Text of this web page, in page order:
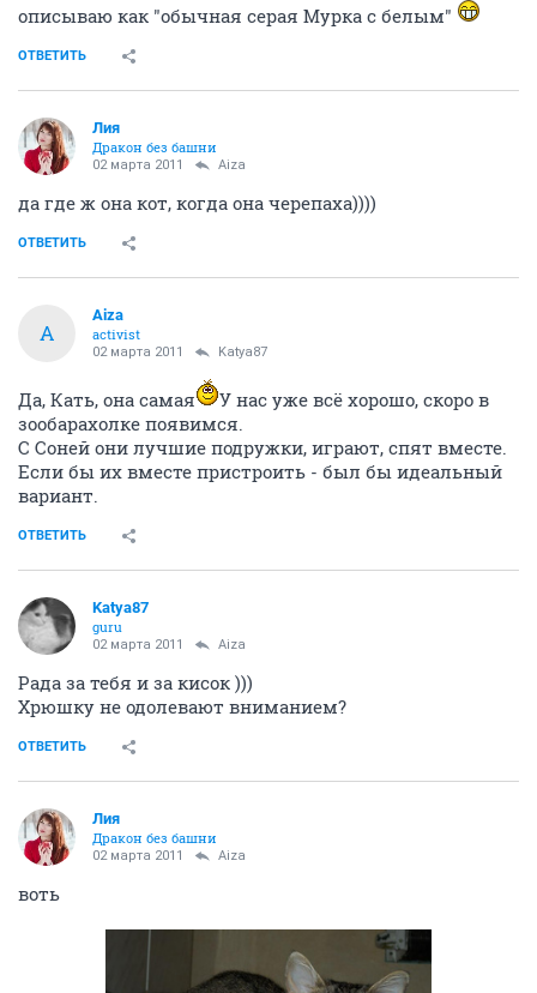
описываю как "обычная серая Мурка с белым"
ОТВЕТИТЬ
Лия
Дракон без башни
02 марта 2011 Aiza
да где ж она кот, когда она черепаха))))
ОТВЕТИТЬ
A
Aiza
activist
02 марта 2011 Katya87
Да, Кать, она самая
У нас уже всё хорошо, скоро в
зообарахолке появимся.
С Соней они лучшие подружки, играют, спят вместе.
Если бы их вместе пристроить - был бы идеальный
вариант.
ОТВЕТИТЬ
Katya87
guru
02 марта 2011 Aiza
Рада за тебя и за кисок )))
Хрюшку не одолевают вниманием?
ОТВЕТИТЬ
Лия
Дракон без башни
02 марта 2011 Aiza
воть